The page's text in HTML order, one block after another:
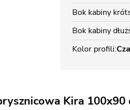
Bok kabiny
Bok kabiny
Kolor profili
Kira